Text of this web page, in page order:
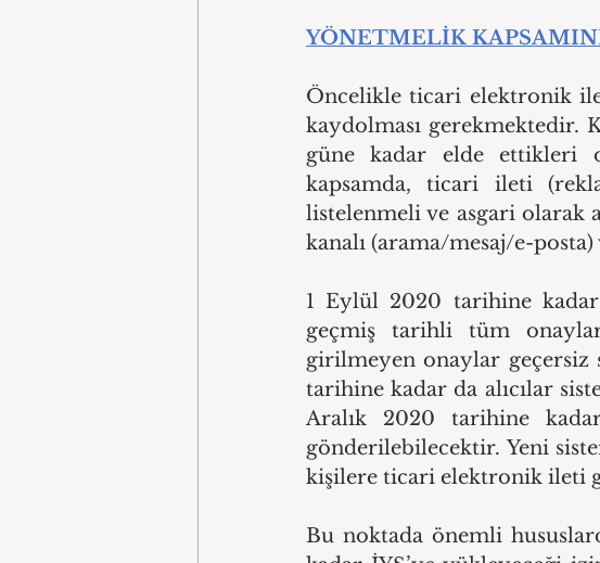
YÖNETMELİK
Öncelikle ticari elektronik
kaydolması gerekmektedir.
güne kadar elde ettikleri
kapsamda, ticari ileti
listelenmeli ve asgari olarak
kanalı (arama/mesaj/e-
1 Eylül 2020 tarihine kadar
geçmiş tarihli tüm
girilmeyen onaylar geçersiz
tarihine kadar da alıcılar
Aralık 2020 tarihine
gönderilebilecektir. Yeni
kişilere ticari elektronik ileti
Bu noktada önemli